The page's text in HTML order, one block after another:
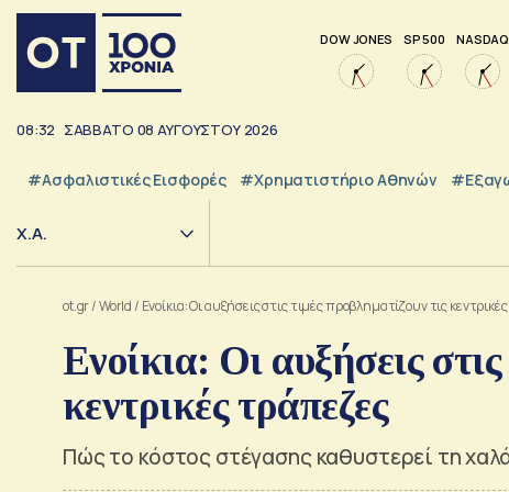
DOW JONES SP 500 NASDAQ
08:32 ΣΑΒΒΑΤΟ 08 ΑΥΓΟΥΣΤΟΥ 2026
#Ασφαλιστικές Εισφορές #Χρηματιστήριο Αθηνών
Χ.Α.
ot.gr/World / Ενοίκια: Οι αυξήσεις στις τιμές προβληματίζουν τις
Ενοίκια: Οι αυξήσεις
κεντρικές τράπεζες
Πώς το κόστος στέγασης καθυστερεί τη